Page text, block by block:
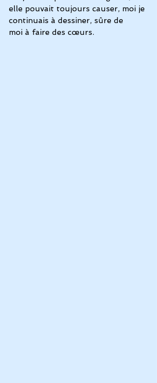
elle pouvait toujours causer, moi je
continuais à dessiner, sûre de
moi à faire des cœurs.